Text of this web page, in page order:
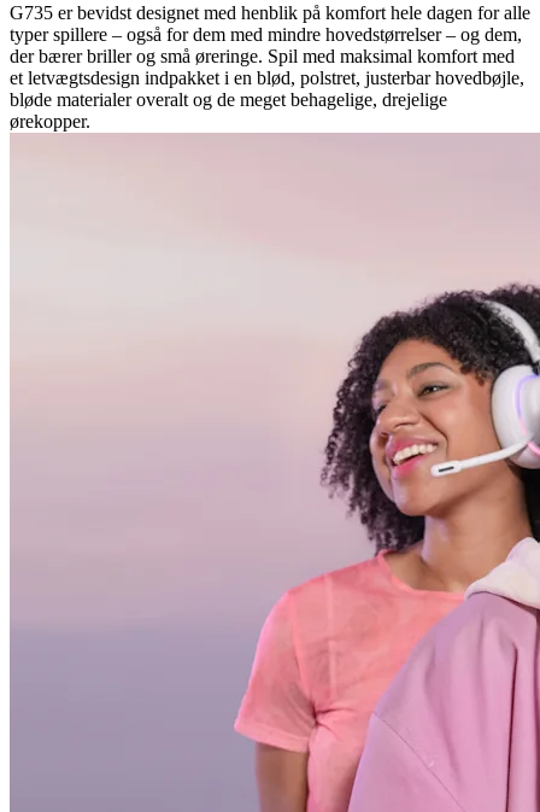
G735 er bevidst designet med henblik på komfort hele dagen for alle
typer spillere – også for dem med mindre hovedstørrelser – og dem,
der bærer briller og små øreringe. Spil med maksimal komfort med
et letvægtsdesign indpakket i en blød, polstret, justerbar hovedbøjle,
bløde materialer overalt og de meget behagelige, drejelige
ørekopper.